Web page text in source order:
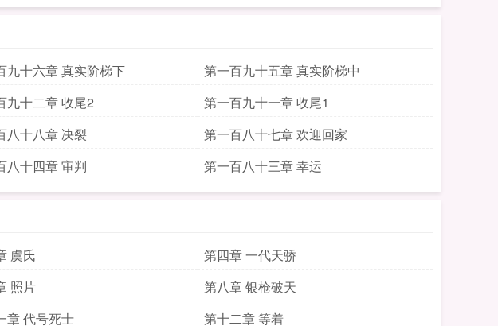
九十六章 真实阶梯下
第一百九十五章 真实阶梯中
九十二章 收尾2
第一百九十一章 收尾1
八十八章 决裂
第一百八十七章 欢迎回家
八十四章 审判 第一百八十三章 幸运
虞氏
第四章 一代天骄
照片
第八章 银枪破天
章 代号死士
第十二章 等着